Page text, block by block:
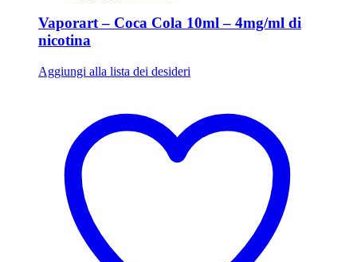
Vaporart – Coca Cola 10ml – 4mg/ml di
nicotina
Aggiungi alla lista dei desideri